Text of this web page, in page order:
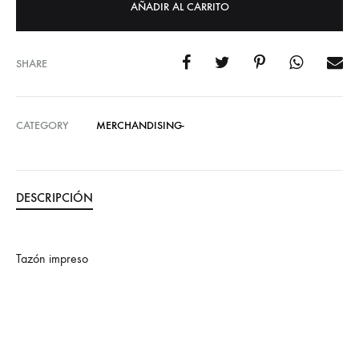
AÑADIR AL CARRITO
SHARE
CATEGORY MERCHANDISING-
DESCRIPCIÓN
Tazón impreso